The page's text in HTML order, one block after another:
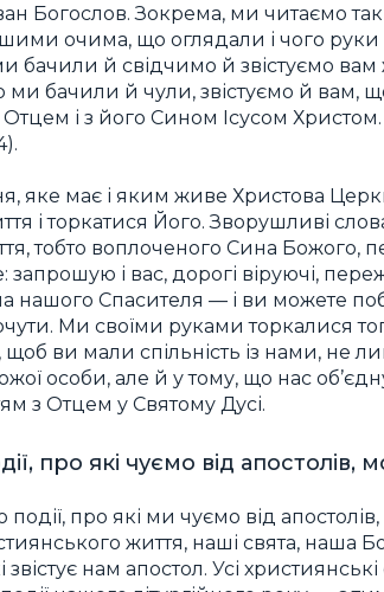
Богослов. Зокрема, ми читаємо
очима, що оглядали і чого руки
бачили й свідчимо й звістуємо
бачили й чули, звістуємо й вам,
Отцем і з його Сином Ісусом
яке має і яким живе Христова
і торкатися Його. Зворушливі
тобто воплоченого Сина
запрошую і вас, дорогі віруючі,
нашого Спасителя — і ви можете
Ми своїми руками торкалися
ви мали спільність із нами, не
особи, але й у тому, що нас
з Отцем у Святому Дусі.
про які чуємо від
події, про які ми чуємо від
життя, наші свята, наша
звістує нам апостол. Усі